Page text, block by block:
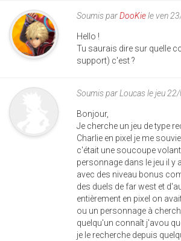
Soumis parDooKiele ven
Hello !
Tu saurais dire sur quelle
support) c'est ?
Soumis parLoucasle jeu
Bonjour,
Je cherche un jeu de type
Charlie en pixel je me
c'était une soucoupe
personnage dans le jeu il y
avec des niveau bonus
des duels de far west et
entièrement en pixel on
ou un personnage à
quelqu'un connaît j'avou
je le recherche depuis